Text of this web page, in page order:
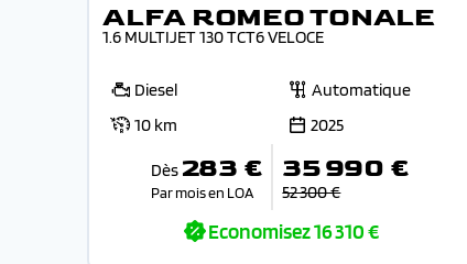
ALFA ROMEO TONALE
1.6 MULTIJET 130 TCT6 VELOCE
Diesel
Automatique
10 km
2025
Dès 283 €
Par mois en LOA
35 990 €
52 300 €
Economisez16 310 €